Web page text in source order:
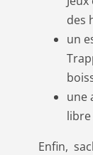
des
un
une
libre
Enfin,